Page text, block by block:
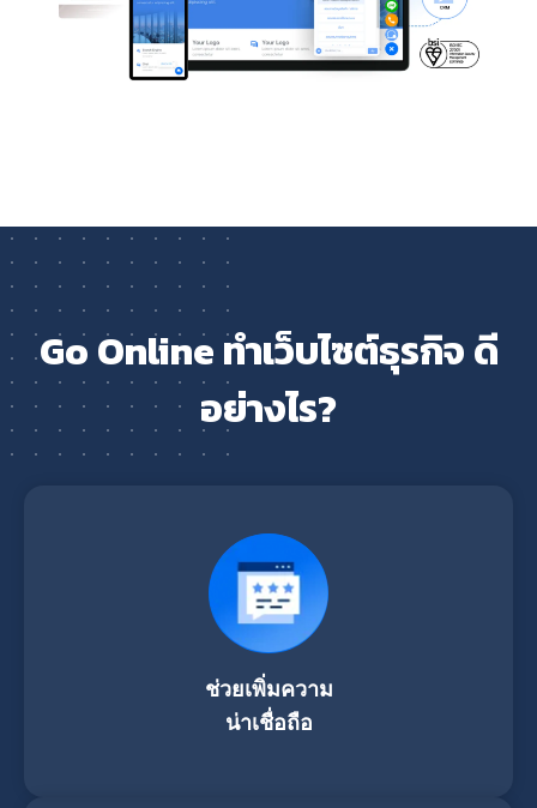
Go Online ทำเว็บไซต์ธุรกิจ ดี
อย่างไร?
ช่วยเพิ่มความ
น่าเชื่อถือ